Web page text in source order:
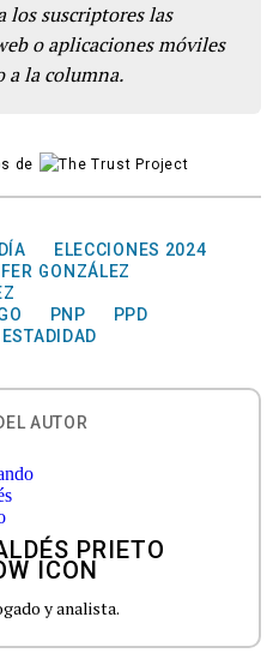
los suscriptores las
o aplicaciones móviles
a la columna.
de
ELECCIONES 2024
GONZÁLEZ
PNP
PPD
ESTADIDAD
AUTOR
PRIETO
y analista.